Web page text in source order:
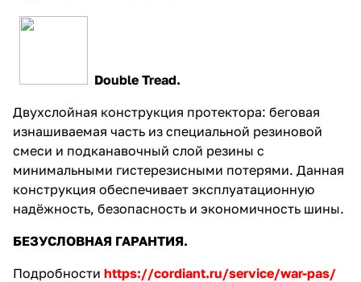
Double Tread.
Двухслойная конструкция протектора: беговая
изнашиваемая часть из специальной резиновой
смеси и подканавочный слой резины с
минимальными гистерезисными потерями. Данная
конструкция обеспечивает эксплуатационную
надёжность, безопасность и экономичность шины.
БЕЗУСЛОВНАЯ ГАРАНТИЯ.
Подробности https://cordiant.ru/service/war-pas/